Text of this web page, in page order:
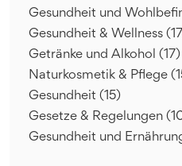
Gesundheit und
Gesundheit & Wellness
Getränke und Alkohol (17)
Naturkosmetik & Pflege
Gesundheit (15)
Gesetze & Regelungen
Gesundheit und